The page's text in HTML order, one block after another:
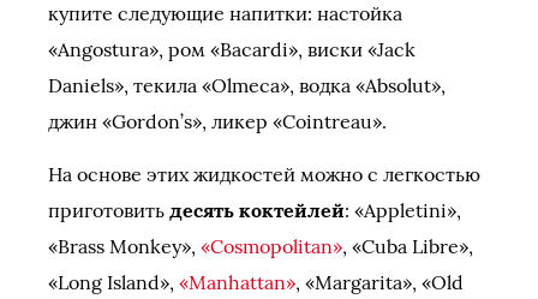
купите следующие напитки: настойка
«Angostura», ром «Bacardi», виски «Jack
Daniels», текила «Olmeca», водка «Absolut»,
джин «Gordon’s», ликер «Cointreau».
На основе этих жидкостей можно с легкостью
приготовить десять коктейлей: «Appletini»,
«Brass Monkey», «Cosmopolitan», «Cuba Libre»,
«Long Island», «Manhattan», «Margarita», «Old